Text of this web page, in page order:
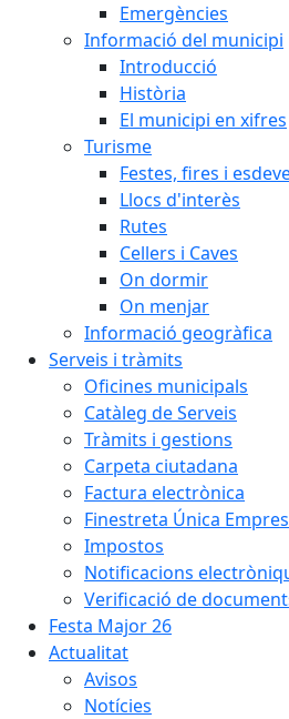
Emergències
Informació del municipi
Introducció
Història
El municipi en xifres
Turisme
Festes, fires i
Llocs d'interès
Rutes
Cellers i Caves
On dormir
On menjar
Informació geogràfica
Serveis i tràmits
Oficines municipals
Catàleg de Serveis
Tràmits i gestions
Carpeta ciutadana
Factura electrònica
Finestreta Única
Impostos
Notificacions
Verificació de
Festa Major 26
Actualitat
Avisos
Notícies